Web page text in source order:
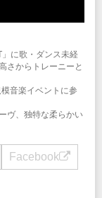
に歌・ダンス未経
さからトレーニーと
音楽イベントに参
ヴ、独特な柔らかい
Facebook